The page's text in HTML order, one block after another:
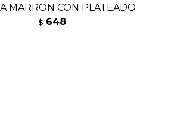
MARRON CON PLATEADO
$ 648